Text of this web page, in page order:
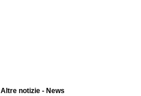
Altre notizie - News